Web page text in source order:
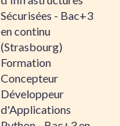
Sécurisées - Bac+3
en continu
(Strasbourg)
Formation
Concepteur
Développeur
d'Applications